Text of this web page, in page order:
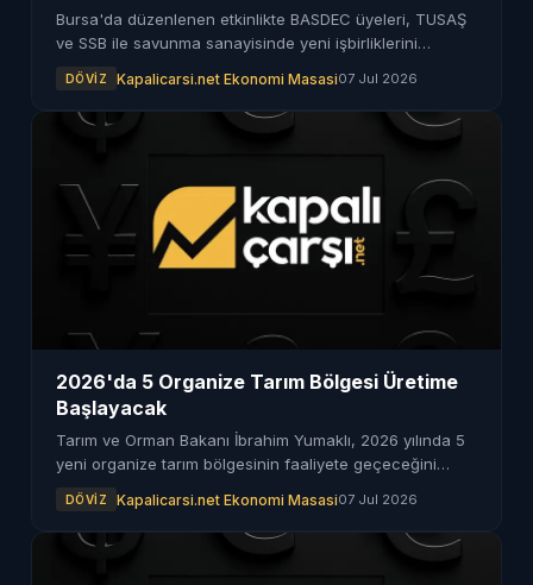
Bursa'da düzenlenen etkinlikte BASDEC üyeleri, TUSAŞ
ve SSB ile savunma sanayisinde yeni işbirliklerini
hedefliyor.
DÖVIZ Kapalicarsi.net Ekonomi Masasi07 Jul 2026
2026'da 5 Organize Tarım Bölgesi Üretime
Başlayacak
Tarım ve Orman Bakanı İbrahim Yumaklı, 2026 yılında 5
yeni organize tarım bölgesinin faaliyete geçeceğini
DÖVIZ Kapalicarsi.net Ekonomi Masasi07 Jul 2026